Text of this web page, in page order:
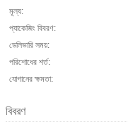
মূল্য:
প্যাকেজিং বিবরণ:
ডেলিভারি সময়:
পরিশোধের শর্ত:
যোগানের ক্ষমতা:
বিবরণ